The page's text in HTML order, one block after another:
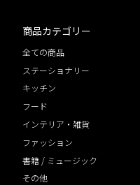
商品カテゴリー
全ての商品
ステーショナリー
キッチン
フード
インテリア・雑貨
ファッション
書籍 / ミュージック
その他